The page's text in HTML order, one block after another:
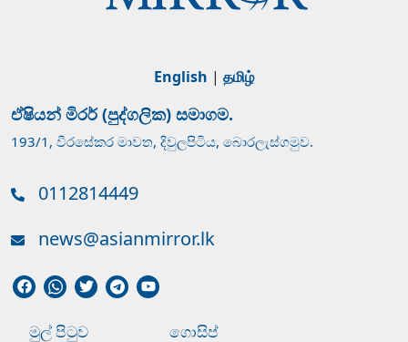
English | தமிழ்
ඒෂියන් මිරර් (පුද්ගලික) සමාගම.
193/1, වීරසේකර මාවත, දිවුලපිටිය, බොරලැස්ගමුව.
0112814449
news@asianmirror.lk
මුල් පිටුව
ගොසිප්